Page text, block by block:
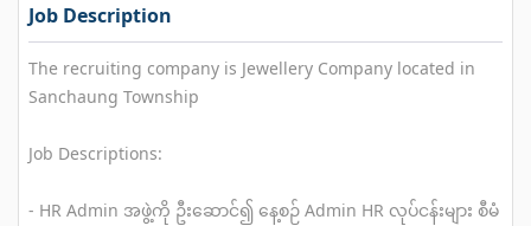
Job Description
The recruiting company is Jewellery Company located in
Sanchaung Township
Job Descriptions:
- HR Admin အဖွဲ့ကို ဦးဆောင်၍ နေ့စဉ် Admin HR လုပ်ငန်းများ စီမံ